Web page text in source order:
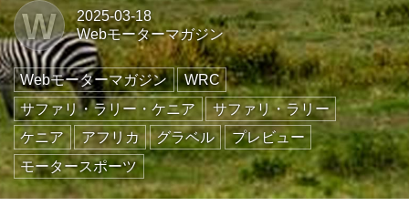
W
2025-03-18
Webモーターマガジン
Webモーターマガジン
WRC
サファリ・ラリー・ケニア
サファリ・ラリー
ケニア
アフリカ グラベル
プレビュー
モータースポーツ